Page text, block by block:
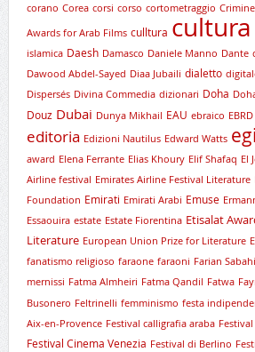
corano Corea corsi corso cortometraggio
Awards for Arab Films culltura cultura
islamica Daesh Damasco Daniele Manno Dante
Dawood Abdel-Sayed Diaa Jubaili dialetto
Dispersés Divina Commedia dizionari Doha
Douz Dubai Dunya Mikhail EAU ebraico EBRD
editoria Edizioni Nautilus Edward Watts
award Elena Ferrante Elias Khoury Elif Shafaq El
Airline festival Emirates Airline Festival Literature
Foundation Emirati Emirati Arabi Emuse
Essaouira estate Estate Fiorentina Etisalat
Literature European Union Prize for Literature
fanatismo religioso faraone faraoni Farian Sabahi
mernissi Fatma Almheiri Fatma Qandil Fatwa
Busonero Feltrinelli femminismo festa
Aix-en-Provence Festival calligrafia araba
Festival Cinema Venezia Festival di Berlino